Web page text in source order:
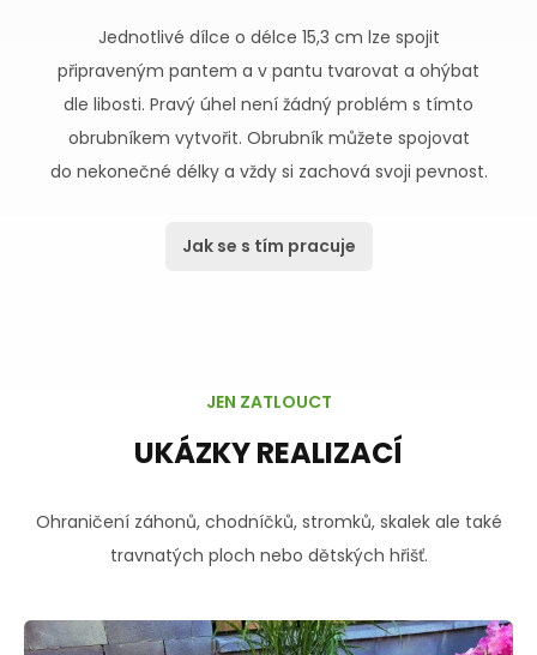
Jednotlivé dílce o délce 15,3 cm lze spojit
připraveným pantem a v pantu tvarovat a ohýbat
dle libosti. Pravý úhel není žádný problém s tímto
obrubníkem vytvořit. Obrubník můžete spojovat
do nekonečné délky a vždy si zachová svoji pevnost.
Jak se s tím pracuje
JEN ZATLOUCT
UKÁZKY REALIZACÍ
Ohraničení záhonů, chodníčků, stromků, skalek ale také
travnatých ploch nebo dětských hřišť.